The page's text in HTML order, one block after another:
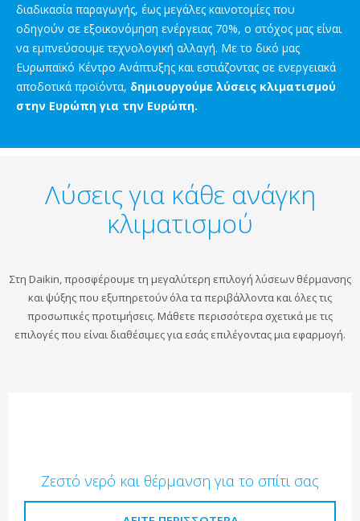
διαδικασία παραγωγής, έως μεγάλες καινοτομίες που
οδηγούν σε εξοικονόμηση ενέργειας 70%, ο στόχος μας είναι
να εμπνεύσουμε τεχνολογική αλλαγή. Με το δικό μας
Ευρωπαϊκό Κέντρο Ανάπτυξης και εστιάζοντας σε ενεργειακά
αποδοτικά προϊόντα, δημιουργούμε λύσεις κλιματισμού
στην Ευρώπη για την Ευρώπη.
Λύσεις για κάθε ανάγκη
κλιματισμού
Στη Daikin, προσφέρουμε τη μεγαλύτερη επιλογή λύσεων θέρμανσης
και ψύξης που εξυπηρετούν όλα τα περιβάλλοντα και όλες τις
προσωπικές προτιμήσεις. Μάθετε περισσότερα σχετικά με τις
επιλογές που είναι διαθέσιμες για εσάς επιλέγοντας μια εφαρμογή.
Ζεστό νερό και θέρμανση για το σπίτι σας